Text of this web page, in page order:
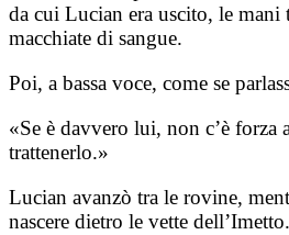
da cui Lucian era uscito, le mani
macchiate di sangue.
Poi, a bassa voce, come se
«Se è davvero lui, non c’è forza
trattenerlo.»
Lucian avanzò tra le rovine,
nascere dietro le vette dell’Imetto.